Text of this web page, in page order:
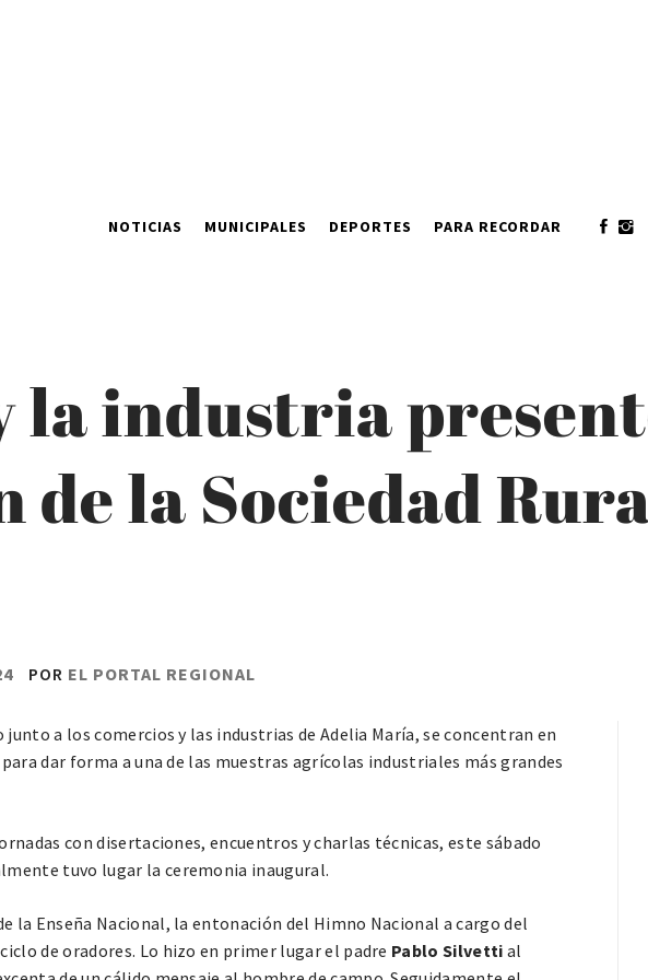
NOTICIAS MUNICIPALES DEPORTES PARA RECORDAR
la industria
de la Sociedad
POR EL PORTAL REGIONAL
junto a los comercios y las industrias de Adelia María, se concentran en
dar forma a una de las muestras agrícolas industriales más grandes
con disertaciones, encuentros y charlas técnicas, este sábado
tuvo lugar la ceremonia inaugural.
la Enseña Nacional, la entonación del Himno Nacional a cargo del
de oradores. Lo hizo en primer lugar el padre Pablo Silvetti al